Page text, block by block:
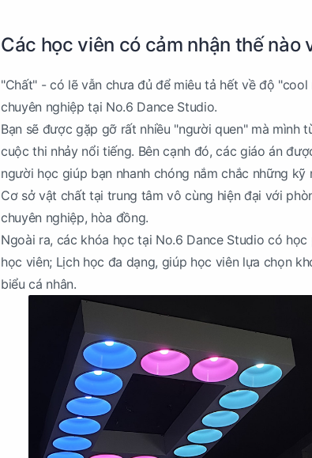
Các học viên có cảm nhận thế nào
"Chất" - có lẽ vẫn chưa đủ để miêu tả hết về độ
chuyên nghiệp tại No.6 Dance Studio.
Bạn sẽ được gặp gỡ rất nhiều "người quen" mà mình
cuộc thi nhảy nổi tiếng. Bên cạnh đó, các giáo án
người học giúp bạn nhanh chóng nắm chắc những kỹ
Cơ sở vật chất tại trung tâm vô cùng hiện đại với
chuyên nghiệp, hòa đồng.
Ngoài ra, các khóa học tại No.6 Dance Studio có
học viên; Lịch học đa dạng, giúp học viên lựa chọn
biểu cá nhân.